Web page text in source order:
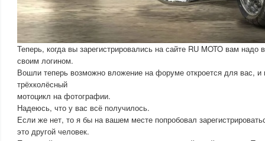
Теперь, когда вы зарегистрировались на сайте RU MOTO вам надо
своим логином.
Вошли теперь возможно вложение на форуме откроется для вас, и
трёхколёсный
мотоцикл на фотографии.
Надеюсь, что у вас всё получилось.
Если же нет, то я бы на вашем месте попробовал
это другой человек.